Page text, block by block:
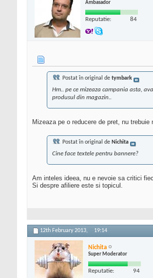
Ambasador
Reputatie: 84
Postat în original de tymbark
Hm.. pe ce mizeaza campania asta,
produsul din magazin..
Mizeaza pe o reducere de pret, nu
Postat în original de Nichita
Cine face textele pentru bannere?
Am inteles ideea, nu e nevoie sa critici
Si despre afiliere este si topicul.
12th February 2013, 19:14
Nichita
Super Moderator
Reputatie: 94